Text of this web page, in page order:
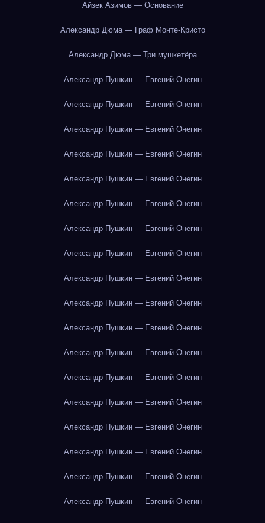
Айзек Азимов — Основание
Александр Дюма — Граф Монте-Кристо
Александр Дюма — Три мушкетёра
Александр Пушкин — Евгений Онегин
Александр Пушкин — Евгений Онегин
Александр Пушкин — Евгений Онегин
Александр Пушкин — Евгений Онегин
Александр Пушкин — Евгений Онегин
Александр Пушкин — Евгений Онегин
Александр Пушкин — Евгений Онегин
Александр Пушкин — Евгений Онегин
Александр Пушкин — Евгений Онегин
Александр Пушкин — Евгений Онегин
Александр Пушкин — Евгений Онегин
Александр Пушкин — Евгений Онегин
Александр Пушкин — Евгений Онегин
Александр Пушкин — Евгений Онегин
Александр Пушкин — Евгений Онегин
Александр Пушкин — Евгений Онегин
Александр Пушкин — Евгений Онегин
Александр Пушкин — Евгений Онегин